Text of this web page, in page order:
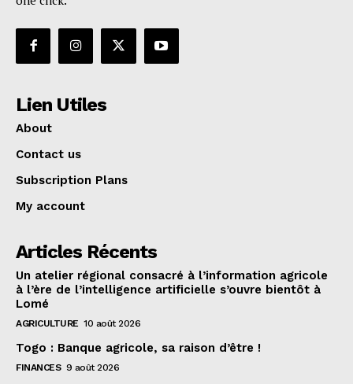
Lien Utiles
About
Contact us
Subscription Plans
My account
Articles Récents
Un atelier régional consacré à l’information agricole
à l’ère de l’intelligence artificielle s’ouvre bientôt à
Lomé
AGRICULTURE 10 août 2026
Togo : Banque agricole, sa raison d’être !
FINANCES 9 août 2026